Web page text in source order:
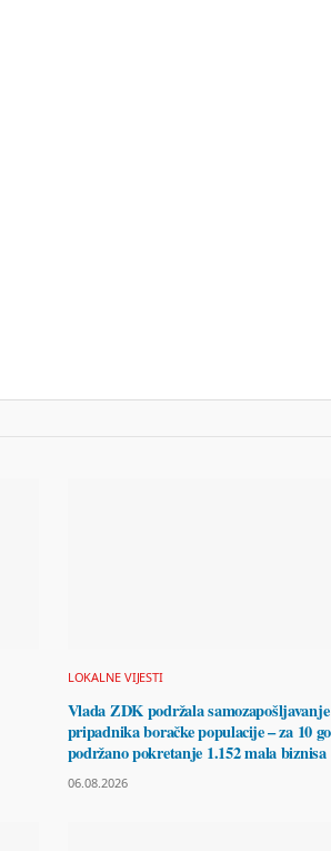
LOKALNE VIJESTI
Vlada ZDK podržala
pripadnika boračke populacije – za 10
podržano pokretanje 1.152 mala biznisa
06.08.2026